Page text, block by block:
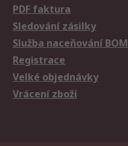
PDF faktura
Sledování zásilky
Služba naceňování BOM
Registrace
Velké objednávky
Vrácení zboží